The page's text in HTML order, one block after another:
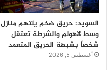
السويد: حريق ضخم يلتهم منازل
وسط لاهولم والشرطة تعتقل
شخصاً بشبهة الحريق المتعمد
أغسطس 5, 2026